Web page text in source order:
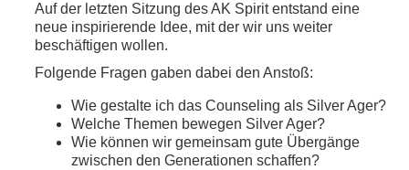
Auf der letzten Sitzung des AK Spirit entstand eine
neue inspirierende Idee, mit der wir uns weiter
beschäftigen wollen.
Folgende Fragen gaben dabei den Anstoß:
Wie gestalte ich das Counseling als Silver Ager?
Welche Themen bewegen Silver Ager?
Wie können wir gemeinsam gute Übergänge
zwischen den Generationen schaffen?